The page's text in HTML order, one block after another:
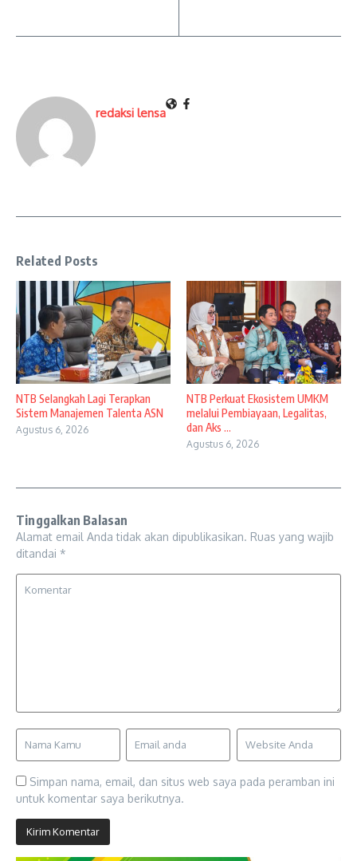
redaksi lensa
Related Posts
NTB Selangkah Lagi Terapkan
Sistem Manajemen Talenta ASN
Agustus 6, 2026
NTB Perkuat Ekosistem UMKM
melalui Pembiayaan, Legalitas,
dan Aks ...
Agustus 6, 2026
Tinggalkan Balasan
Alamat email Anda tidak akan dipublikasikan. Ruas yang wajib
ditandai *
Simpan nama, email, dan situs web saya pada peramban ini
untuk komentar saya berikutnya.